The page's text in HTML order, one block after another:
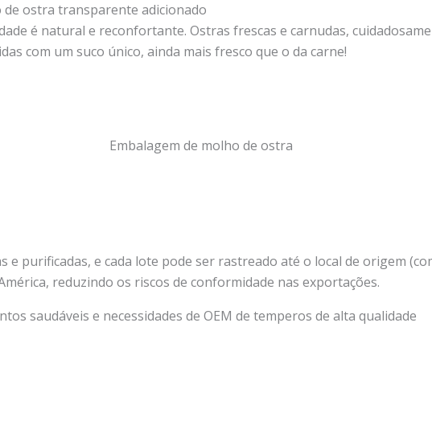
de ostra transparente adicionado
é natural e reconfortante. Ostras frescas e carnudas,
com um suco único, ainda mais fresco que o da carne!
e purificadas, e cada lote pode ser rastreado até o local de origem
reduzindo os riscos de conformidade nas exportações.
saudáveis ​​e necessidades de OEM de temperos de alta qualidade